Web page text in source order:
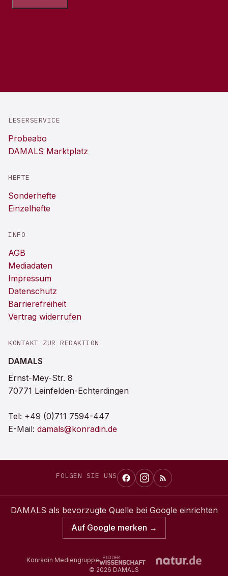
LESERSERVICE
Probeabo
DAMALS Marktplatz
HEFTE
Sonderhefte
Einzelhefte
INFO
AGB
Mediadaten
Impressum
Datenschutz
Barrierefreiheit
Vertrag widerrufen
KONTAKT ZUR REDAKTION
DAMALS
Ernst-Mey-Str. 8
70771 Leinfelden-Echterdingen
Tel: +49 (0)711 7594-447
E-Mail: damals@konradin.de
FOLGEN SIE UNS
DAMALS als bevorzugte Quelle bei Google einrichten
Auf Google merken →
Konradin Mediengruppe
© 2026 DAMALS